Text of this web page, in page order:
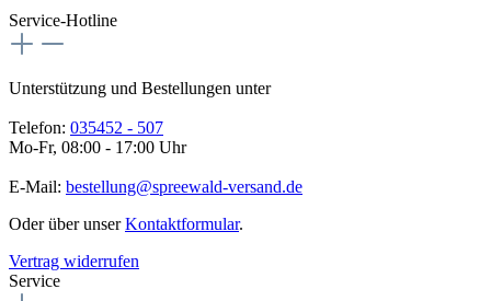
Service-Hotline
Unterstützung und Bestellungen unter
Telefon: 035452 - 507
Mo-Fr, 08:00 - 17:00 Uhr
E-Mail: bestellung@spreewald-versand.de
Oder über unserKontaktformular.
Vertrag widerrufen
Service